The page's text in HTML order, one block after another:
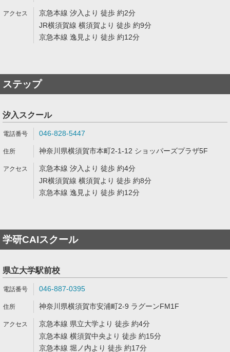
京急本線 汐入より 徒歩 約2分
JR横須賀線 横須賀より 徒歩 約9分
京急本線 逸見より 徒歩 約12分
ステップ
汐入スクール
046-828-5447
神奈川県横須賀市本町2-1-12 ショッパーズプラザ5F
京急本線 汐入より 徒歩 約4分
JR横須賀線 横須賀より 徒歩 約8分
京急本線 逸見より 徒歩 約12分
学研CAIスクール
県立大学駅前校
046-887-0395
神奈川県横須賀市安浦町2-9 ラグーンFM1F
京急本線 県立大学より 徒歩 約4分
京急本線 横須賀中央より 徒歩 約15分
京急本線 堀ノ内より 徒歩 約17分